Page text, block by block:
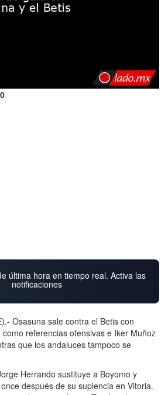
última hora en tiempo real. Activa las
notificaciones
Osasuna sale contra el Betis con
referencias ofensivas e Iker Muñoz
que los andaluces tampoco se
Herrando sustituye a Boyomo y
después de su suplencia en Vitoria.